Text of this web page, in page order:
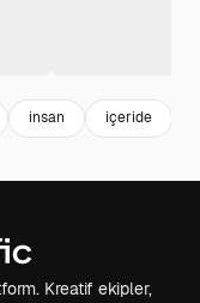
insan içeride
Kreatif ekipler,